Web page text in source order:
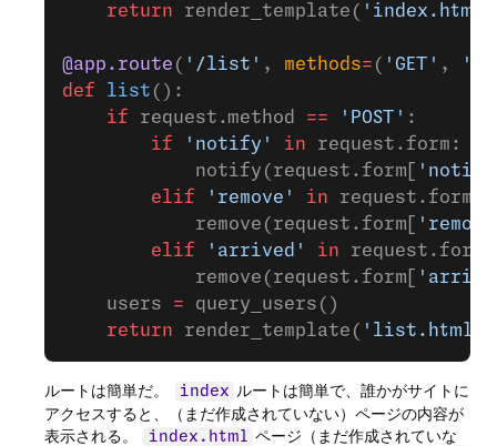
    return
render_template( 'index.html'
@app.route ( '/list' , methods= ( 'GET' ,
def list ():
    if
request.method == 'POST' :
        if
'notify' in request.form:
            notify(request.form[
        elif
'remove' in request.form:
            remove(request.form[
        elif
'arrived' in request.form:
            remove(request.form[
    users
= query_users()
    return
render_template( 'list.html'
ルートは簡単だ。 index
ルートは簡単で、誰かがサイトに
アクセスすると、（まだ作成されていない）ページの内容が
表示される。
index.html
ページ（まだ作成されていな